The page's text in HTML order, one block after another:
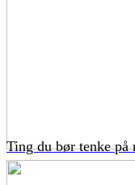
Ting du bør tenke på